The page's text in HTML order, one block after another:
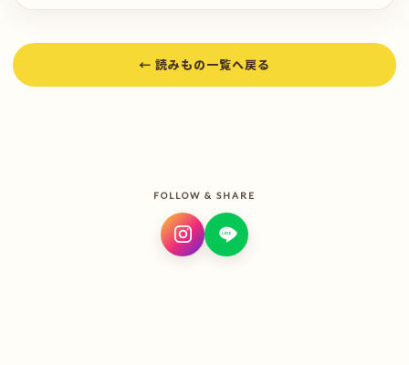
← 読みもの一覧へ戻る
FOLLOW & SHARE
LINE